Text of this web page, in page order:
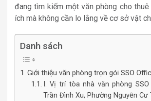
đang tìm kiếm một văn phòng cho
ích mà không cần lo lắng về cơ sở vật
Danh sách
Giới thiệu văn phòng trọn gói SSO
I. Vị trí tòa nhà văn phòng
Trần Đình Xu, Phường Nguyễn Cư